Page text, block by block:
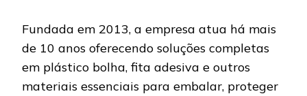
Fundada em 2013, a empresa atua há mais
de 10 anos oferecendo soluções completas
em plástico bolha, fita adesiva e outros
materiais essenciais para embalar, proteger